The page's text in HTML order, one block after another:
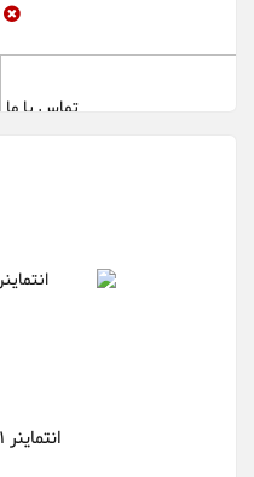
تماس با ما
انتماینر Antminer S11